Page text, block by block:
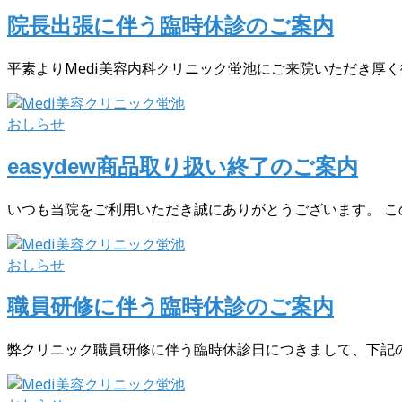
院長出張に伴う臨時休診のご案内
平素よりMedi美容内科クリニック蛍池にご来院いただき厚
おしらせ
easydew商品取り扱い終了のご案内
いつも当院をご利用いただき誠にありがとうございます。
おしらせ
職員研修に伴う臨時休診のご案内
弊クリニック職員研修に伴う臨時休診日につきまして、下記